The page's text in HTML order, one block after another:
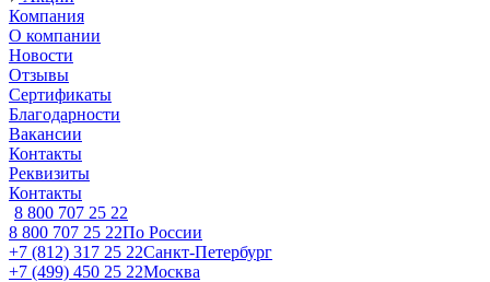
Компания
О компании
Новости
Отзывы
Сертификаты
Благодарности
Вакансии
Контакты
Реквизиты
Контакты
8 800 707 25 22
8 800 707 25 22По России
+7 (812) 317 25 22Санкт-Петербург
+7 (499) 450 25 22Москва